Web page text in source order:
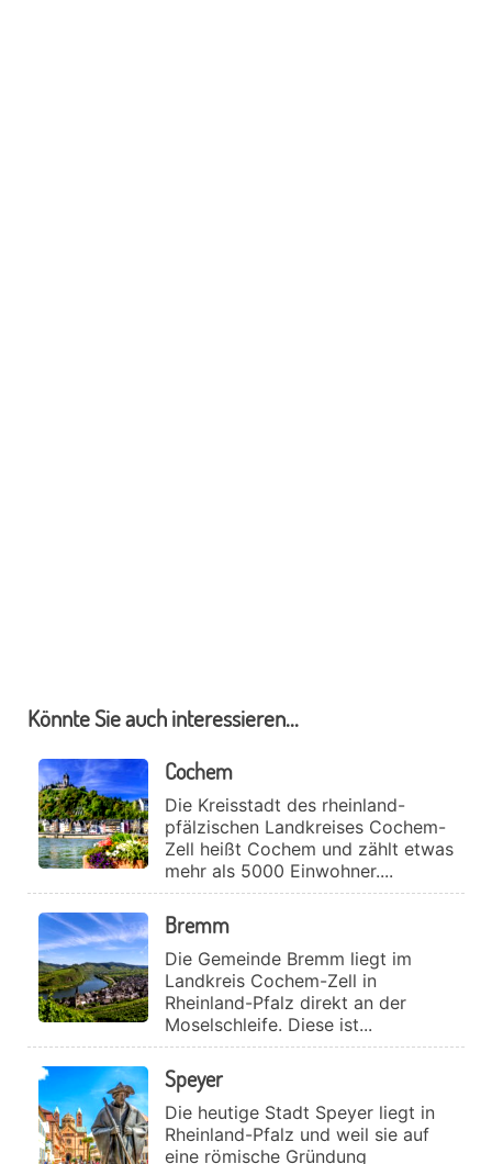
Könnte Sie auch interessieren...
Cochem
Die Kreisstadt des rheinland-
pfälzischen Landkreises Cochem-
Zell heißt Cochem und zählt etwas
mehr als 5000 Einwohner....
Bremm
Die Gemeinde Bremm liegt im
Landkreis Cochem-Zell in
Rheinland-Pfalz direkt an der
Moselschleife. Diese ist...
Speyer
Die heutige Stadt Speyer liegt in
Rheinland-Pfalz und weil sie auf
eine römische Gründung